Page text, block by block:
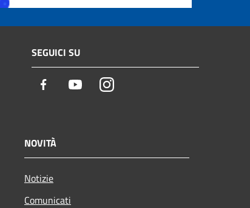
SEGUICI SU
Facebook YoutubeInstagram
NOVITÀ
Notizie
Comunicati